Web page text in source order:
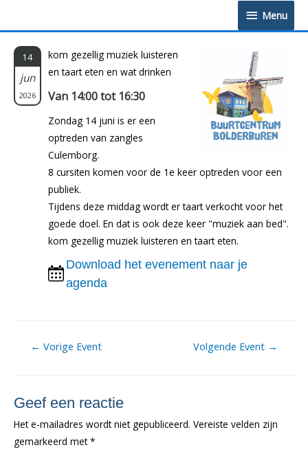
Menu
Menu
14
jun
2026
kom gezellig muziek luisteren
en taart eten en wat drinken
Van 14:00 tot 16:30
Zondag 14 juni is er een
optreden van zangles
Culemborg.
8 cursiten komen voor de 1e keer optreden voor een
publiek.
Tijdens deze middag wordt er taart verkocht voor het
goede doel. En dat is ook deze keer "muziek aan bed".
kom gezellig muziek luisteren en taart eten.
Download het evenement naar je
agenda
Berichtnavigatie
← Vorige Event Volgende Event →
Geef een reactie
Het e-mailadres wordt niet gepubliceerd. Vereiste velden zijn
gemarkeerd met*